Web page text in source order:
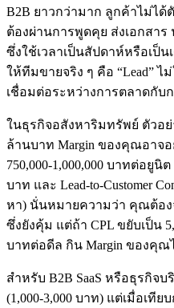
B2B ยาวกว่ามาก ลูกค้าไม่ไ
ต้องผ่านการพูดคุย ส่งเอกสา
ซึ่งใช้เวลาเป็นสัปดาห์หรือเป็
ให้ทีมขายจริง ๆ คือ “Lead” ไ
เชื่อมต่อระหว่างการตลาดกับ
ในธุรกิจอสังหาริมทรัพย์ ตัวอ
ล้านบาท Margin ของคุณอาจ
750,000-1,000,000 บาทต่อยู
บาท และ Lead-to-Customer
หา) นั่นหมายความว่า คุณต้อง
ซึ่งยังคุ้ม แต่ถ้า CPL ขยับเป็น
บาทต่อดีล กิน Margin ของคุณไ
สำหรับ B2B SaaS หรือธุรกิจ
(1,000-3,000 บาท) แต่เมื่อเทียบ